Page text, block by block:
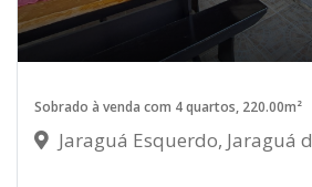
Sobrado à venda com 4 quartos, 220.00m²
Jaraguá Esquerdo, Jaraguá